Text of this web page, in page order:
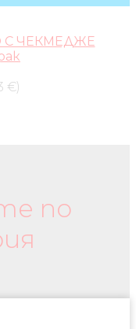
С ЧЕКМЕДЖЕ
€)
по